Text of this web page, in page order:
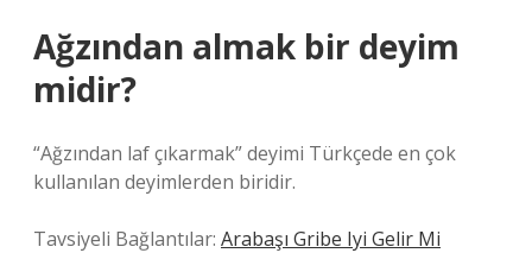
Ağzından almak bir deyim
midir?
“Ağzından laf çıkarmak” deyimi Türkçede en çok
kullanılan deyimlerden biridir.
Tavsiyeli Bağlantılar: Arabaşı Gribe Iyi Gelir Mi